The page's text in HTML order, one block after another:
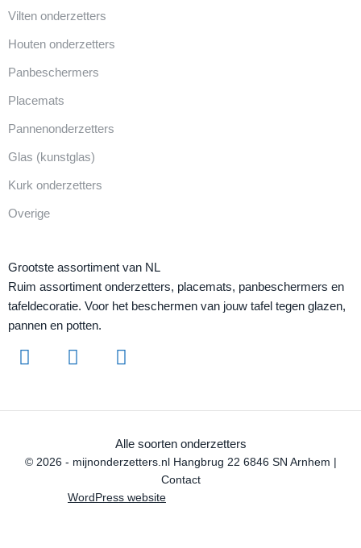
Vilten onderzetters
Houten onderzetters
Panbeschermers
Placemats
Pannenonderzetters
Glas (kunstglas)
Kurk onderzetters
Overige
Grootste assortiment van NL
Ruim assortiment onderzetters, placemats, panbeschermers en
tafeldecoratie. Voor het beschermen van jouw tafel tegen glazen,
pannen en potten.
Alle soorten onderzetters
© 2026 - mijnonderzetters.nl Hangbrug 22 6846 SN Arnhem |
Contact
WordPress website